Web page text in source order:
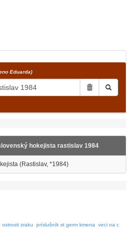
Eduarda)
hokejista rastislav 1984
(Rastislav, *1984)
ostrosti zraku príslušník st germ kmena veci na c